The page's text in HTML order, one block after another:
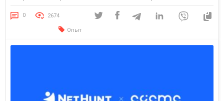
том, что количество контента растет быстрее, чем понимание
собственного потребителя. Именно поэтому всё больше
коммуникационных команд сталкиваются с одной и той же […]
0 2674
Опыт